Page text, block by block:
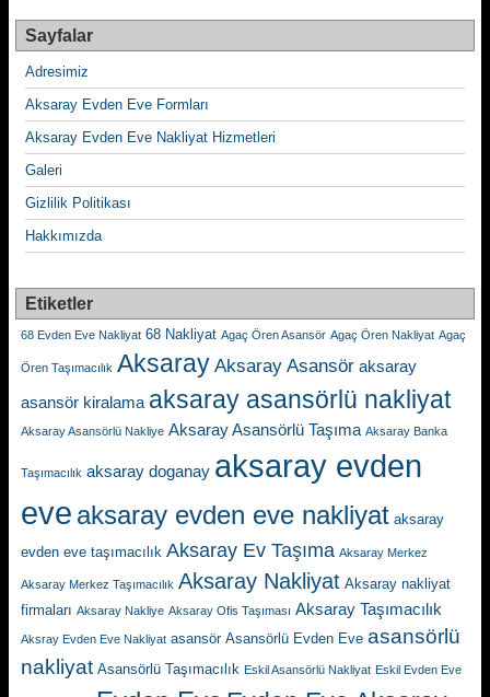
Sayfalar
Adresimiz
Aksaray Evden Eve Formları
Aksaray Evden Eve Nakliyat Hizmetleri
Galeri
Gizlilik Politikası
Hakkımızda
Etiketler
68 Evden Eve Nakliyat 68 Nakliyat Agaç Ören Asansör Agaç Ören Nakliyat Agaç
Ören Taşımacılık Aksaray Aksaray Asansör aksaray
asansör kiralama aksaray asansörlü nakliyat
Aksaray Asansörlü Nakliye Aksaray Asansörlü Taşıma Aksaray Banka
Taşımacılık aksaray doganay aksaray evden
eve aksaray evden eve nakliyat aksaray
evden eve taşımacılık Aksaray Ev Taşıma Aksaray Merkez
Aksaray Merkez Taşımacılık Aksaray Nakliyat Aksaray nakliyat
firmaları Aksaray Nakliye Aksaray Ofis Taşıması Aksaray Taşımacılık
Aksray Evden Eve Nakliyat asansör Asansörlü Evden Eve asansörlü
nakliyat Asansörlü Taşımacılık Eskil Asansörlü Nakliyat Eskil Evden Eve